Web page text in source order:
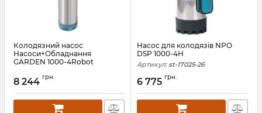
Колодязний насос
Насоси+Обладнання
GARDEN 1000-4Robot
8 244 грн.
Насос для колодязів NPO
DSP 1000-4H
Артикул: st-17025-26
6 775 грн.